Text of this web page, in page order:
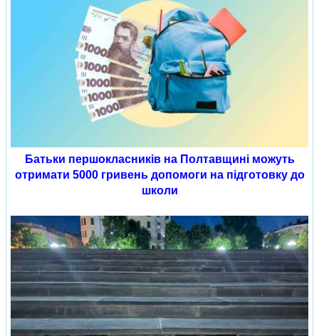
Батьки першокласників на Полтавщині можуть
отримати 5000 гривень допомоги на підготовку до
школи